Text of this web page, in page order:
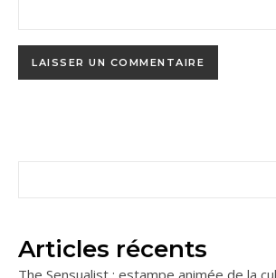
Articles récents